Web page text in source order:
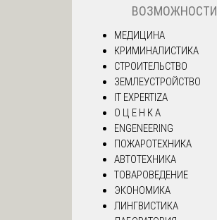
ВОЗМОЖНОСТИ
МЕДИЦИНА
КРИМИНАЛИСТИКА
СТРОИТЕЛЬСТВО
ЗЕМЛЕУСТРОЙСТВО
IT EXPERTIZA
О Ц Е Н К А
ENGENEERING
ПОЖАРОТЕХНИКА
АВТОТЕХНИКА
ТОВАРОВЕДЕНИЕ
ЭКОНОМИКА
ЛИНГВИСТИКА